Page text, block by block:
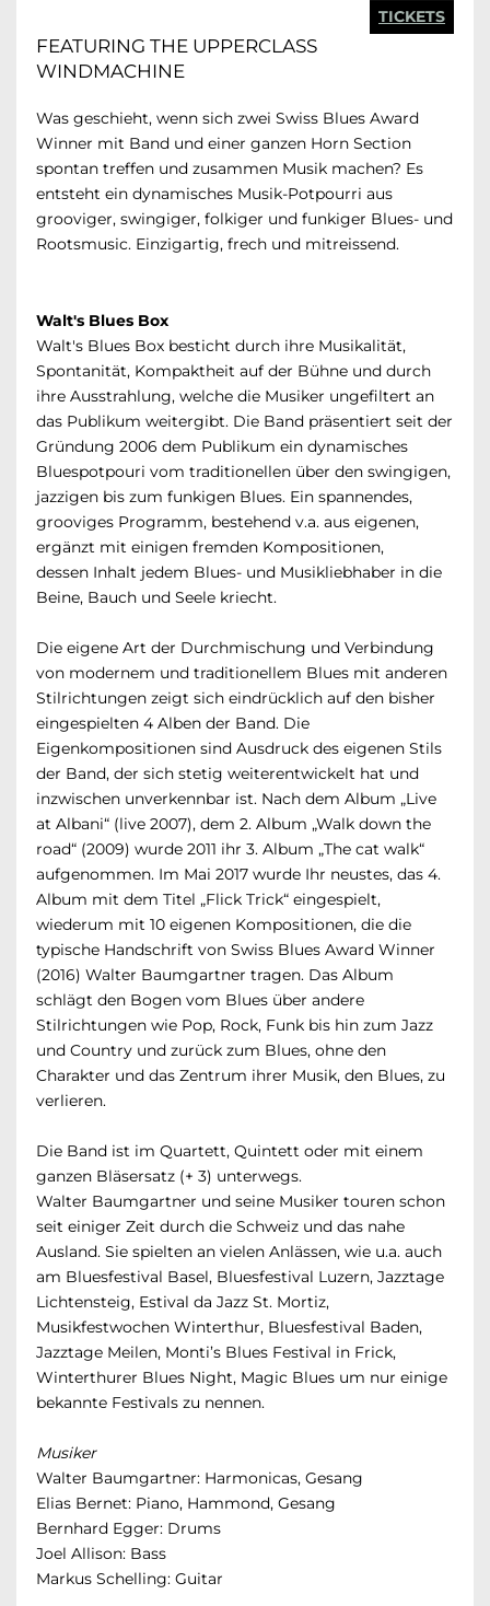
TICKETS
FEATURING THE UPPERCLASS
WINDMACHINE
Was geschieht, wenn sich zwei Swiss Blues Award
Winner mit Band und einer ganzen Horn Section
spontan treffen und zusammen Musik machen? Es
entsteht ein dynamisches Musik-Potpourri aus
grooviger, swingiger, folkiger und funkiger Blues- und
Rootsmusic. Einzigartig, frech und mitreissend.
Walt's Blues Box
Walt's Blues Box besticht durch ihre Musikalität,
Spontanität, Kompaktheit auf der Bühne und durch
ihre Ausstrahlung, welche die Musiker ungefiltert an
das Publikum weitergibt. Die Band präsentiert seit der
Gründung 2006 dem Publikum ein dynamisches
Bluespotpouri vom traditionellen über den swingigen,
jazzigen bis zum funkigen Blues. Ein spannendes,
grooviges Programm, bestehend v.a. aus eigenen,
ergänzt mit einigen fremden Kompositionen,
dessen Inhalt jedem Blues- und Musikliebhaber in die
Beine, Bauch und Seele kriecht.
Die eigene Art der Durchmischung und Verbindung
von modernem und traditionellem Blues mit anderen
Stilrichtungen zeigt sich eindrücklich auf den bisher
eingespielten 4 Alben der Band. Die
Eigenkompositionen sind Ausdruck des eigenen Stils
der Band, der sich stetig weiterentwickelt hat und
inzwischen unverkennbar ist. Nach dem Album „Live
at Albani“ (live 2007), dem 2. Album „Walk down the
road“ (2009) wurde 2011 ihr 3. Album „The cat walk“
aufgenommen. Im Mai 2017 wurde Ihr neustes, das 4.
Album mit dem Titel „Flick Trick“ eingespielt,
wiederum mit 10 eigenen Kompositionen, die die
typische Handschrift von Swiss Blues Award Winner
(2016) Walter Baumgartner tragen. Das Album
schlägt den Bogen vom Blues über andere
Stilrichtungen wie Pop, Rock, Funk bis hin zum Jazz
und Country und zurück zum Blues, ohne den
Charakter und das Zentrum ihrer Musik, den Blues, zu
verlieren.
Die Band ist im Quartett, Quintett oder mit einem
ganzen Bläsersatz (+ 3) unterwegs.
Walter Baumgartner und seine Musiker touren schon
seit einiger Zeit durch die Schweiz und das nahe
Ausland. Sie spielten an vielen Anlässen, wie u.a. auch
am Bluesfestival Basel, Bluesfestival Luzern, Jazztage
Lichtensteig, Estival da Jazz St. Mortiz,
Musikfestwochen Winterthur, Bluesfestival Baden,
Jazztage Meilen, Monti’s Blues Festival in Frick,
Winterthurer Blues Night, Magic Blues um nur einige
bekannte Festivals zu nennen.
Musiker
Walter Baumgartner: Harmonicas, Gesang
Elias Bernet: Piano, Hammond, Gesang
Bernhard Egger: Drums
Joel Allison: Bass
Markus Schelling: Guitar